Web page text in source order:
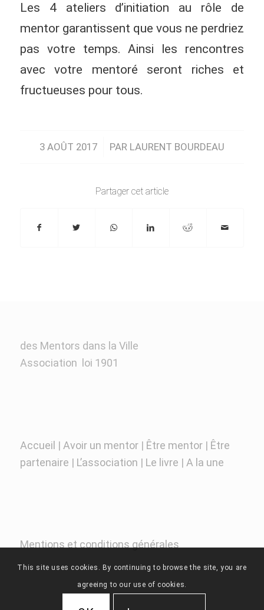
Les 4 ateliers d’initiation au rôle de
mentor garantissent que vous ne perdriez
pas votre temps. Ainsi les rencontres
avec votre mentoré seront riches et
fructueuses pour tous.
3 AOÛT 2017
/ PAR LAURENT BOURDEAU
Partager cet article
des Mentors dans la Ville
Association loi 1901
Accueil | Avoir un mentor| Être mentor| Être
partenaire | L’association | Le livre | A la une
Mentions et conditions générales
This site uses cookies. By continuing to browse the site, you are
agreeing to our use of cookies.